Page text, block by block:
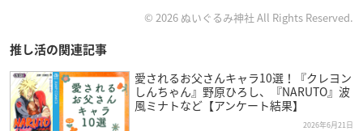
© 2026 ぬいぐるみ神社 All Rights Reserved.
推し活の関連記事
愛されるお父さんキャラ10選！『クレヨン
しんちゃん』野原ひろし、『NARUTO』波
風ミナトなど【アンケート結果】
2026年6月21日